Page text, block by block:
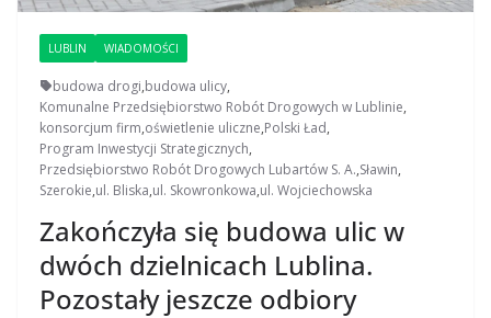
LUBLIN WIADOMOŚCI
budowa drogi,budowa ulicy,
Komunalne Przedsiębiorstwo Robót Drogowych w Lublinie,
konsorcjum firm,oświetlenie uliczne,Polski Ład,
Program Inwestycji Strategicznych,
Przedsiębiorstwo Robót Drogowych Lubartów S. A.,Sławin,
Szerokie,ul. Bliska,ul. Skowronkowa,ul. Wojciechowska
Zakończyła się budowa ulic w
dwóch dzielnicach Lublina.
Pozostały jeszcze odbiory